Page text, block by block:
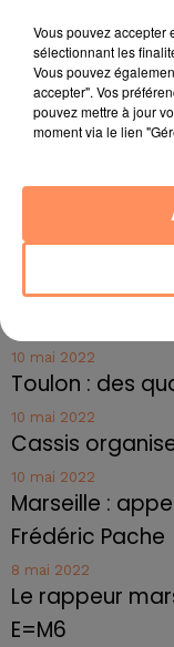
fil actus
4 juillet 2022
Radio Star
Marseille :
relation extras
Le cocholed
10 mai 2022
Toulon : des
10 mai 2022
Cassis
10 mai 2022
Marseille :
Frédéric Pache
8 mai 2022
Le rappeur
E=M6
Vous pouvez accepter
sélectionnant les
Vous pouvez
accepter". Vos
pouvez mettre à jour
moment via le lien